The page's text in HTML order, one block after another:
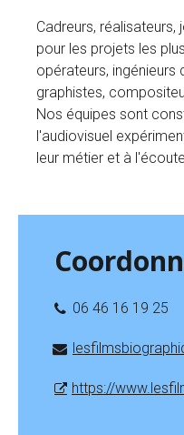
Cadreurs,
pour les projets les
opérateurs, ingénieurs
graphistes,
Nos équipes sont
l'audiovisuel
leur métier et à
06 46 16 19 25
https://